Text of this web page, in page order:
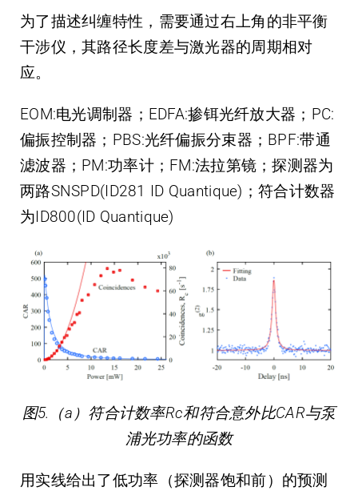
为了描述纠缠特性，需要通过右上角的非平衡
干涉仪，其路径长度差与激光器的周期相对
应。
EOM:电光调制器；EDFA:掺铒光纤放大器；PC:
偏振控制器；PBS:光纤偏振分束器；BPF:带通
滤波器；PM:功率计；FM:法拉第镜；探测器为
两路SNSPD(ID281 ID Quantique)；符合计数器
为ID800(ID Quantique)
图5.（a）符合计数率Rc和符合意外比CAR与泵
浦光功率的函数
用实线给出了低功率（探测器饱和前）的预测